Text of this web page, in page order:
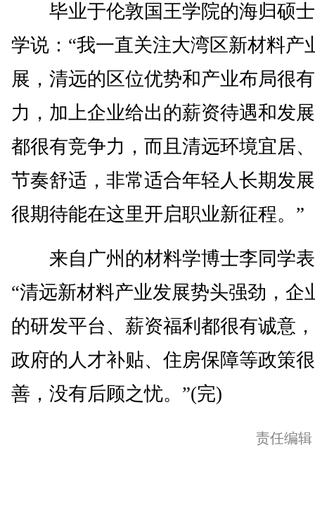
毕业于伦敦国王学院的海归硕
学说：“我一直关注大湾区新材料产
展，清远的区位优势和产业布局很
力，加上企业给出的薪资待遇和发
都很有竞争力，而且清远环境宜居
节奏舒适，非常适合年轻人长期发
很期待能在这里开启职业新征程。”
来自广州的材料学博士李同学
“清远新材料产业发展势头强劲，企
的研发平台、薪资福利都很有诚意
政府的人才补贴、住房保障等政策
善，没有后顾之忧。”(完)
责任编